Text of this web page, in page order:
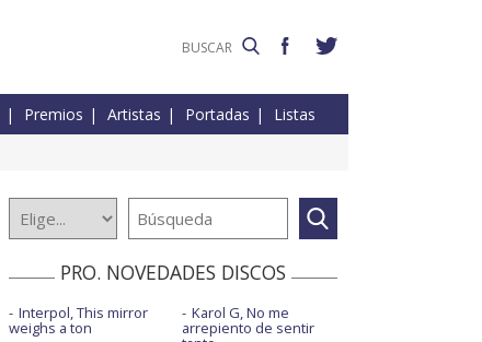
Premios Artistas Portadas Listas
PRO. NOVEDADES DISCOS
Interpol, This mirror
weighs a ton
Karol G, No me
arrepiento de sentir